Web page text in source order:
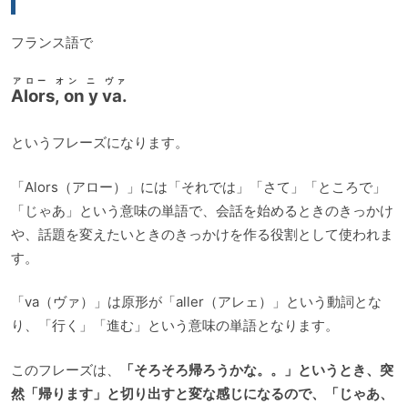
フランス語で
Alors, on y va.
アロー オン ニ ヴァ
というフレーズになります。
「Alors（アロー）」には「それでは」「さて」「ところで」
「じゃあ」という意味の単語で、会話を始めるときのきっかけ
や、話題を変えたいときのきっかけを作る役割として使われま
す。
「va（ヴァ）」は原形が「aller（アレェ）」という動詞とな
り、「行く」「進む」という意味の単語となります。
このフレーズは、
「そろそろ帰ろうかな。。」というとき、突
然「帰ります」と切り出すと変な感じになるので、「じゃあ、